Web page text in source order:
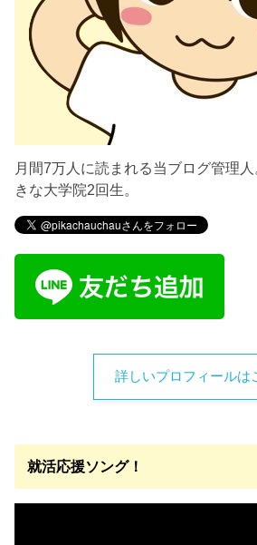
月間7万人に読まれる当ブログ管理
きな大学院2回生。
詳しいプロフィールは
就活応援ソング！